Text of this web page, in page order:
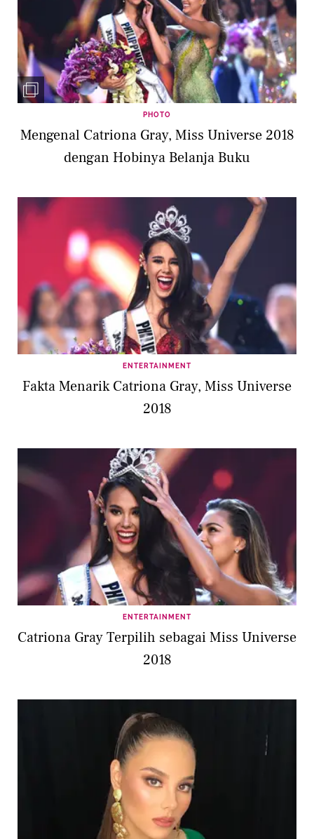
PHOTO
Mengenal Catriona Gray, Miss Universe 2018
dengan Hobinya Belanja Buku
ENTERTAINMENT
Fakta Menarik Catriona Gray, Miss Universe
2018
ENTERTAINMENT
Catriona Gray Terpilih sebagai Miss Universe
2018